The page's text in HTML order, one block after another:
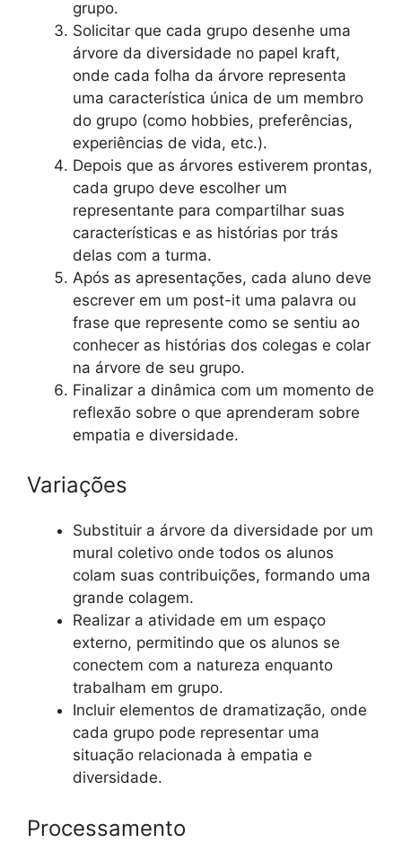
grupo.
Solicitar que cada grupo desenhe uma
árvore da diversidade no papel kraft,
onde cada folha da árvore representa
uma característica única de um membro
do grupo (como hobbies, preferências,
experiências de vida, etc.).
Depois que as árvores estiverem prontas,
cada grupo deve escolher um
representante para compartilhar suas
características e as histórias por trás
delas com a turma.
Após as apresentações, cada aluno deve
escrever em um post-it uma palavra ou
frase que represente como se sentiu ao
conhecer as histórias dos colegas e colar
na árvore de seu grupo.
Finalizar a dinâmica com um momento de
reflexão sobre o que aprenderam sobre
empatia e diversidade.
Variações
Substituir a árvore da diversidade por um
mural coletivo onde todos os alunos
colam suas contribuições, formando uma
grande colagem.
Realizar a atividade em um espaço
externo, permitindo que os alunos se
conectem com a natureza enquanto
trabalham em grupo.
Incluir elementos de dramatização, onde
cada grupo pode representar uma
situação relacionada à empatia e
diversidade.
Processamento